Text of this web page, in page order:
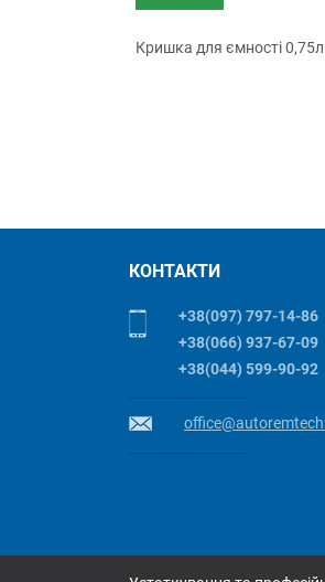
Кришка для ємності
КОНТАКТИ
+38(097) 797-14-86
+38(066) 937-67-09
+38(044) 599-90-92